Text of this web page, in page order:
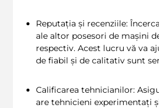
Reputația și recenziile:
ale altor posesori de mașini
respectiv. Acest lucru vă va
de fiabil și de calitativ sunt
Calificarea tehnicianilor:
are tehnicieni experimentați